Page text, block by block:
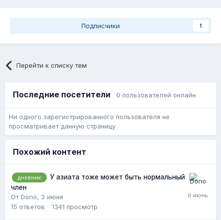
Подписчики 1
Перейти к списку тем
Последние посетители 0 пользователей онлайн
Ни одного зарегистрированного пользователя не
просматривает данную страницу
Похожий контент
дневник
У азиата тоже может быть нормальный
член
От Dono, 3 июня
15 ответов 1341 просмотр